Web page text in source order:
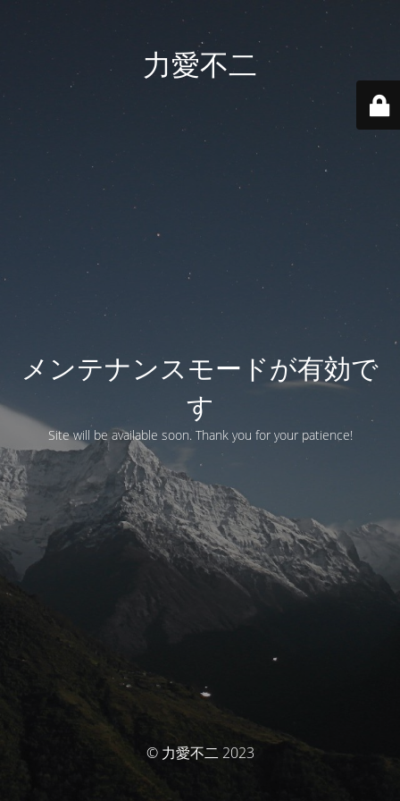
力愛不二
メンテナンスモードが有効で
す
Site will be available soon. Thank you for your patience!
© 力愛不二 2023